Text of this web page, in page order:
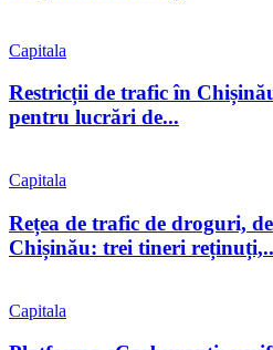
Capitala
Restricții de trafic în
pentru lucrări de...
Capitala
Rețea de trafic de droguri,
Chișinău: trei tineri
Capitala